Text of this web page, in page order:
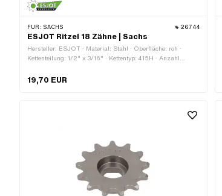
FÜR: SACHS 26744
ESJOT Ritzel 18 Zähne | Sachs
Hersteller: ESJOT · Material: Stahl · Oberfläche: roh ·
Kettenteilung: 1/2" x 3/16" · Kettentyp: 415H · Anzahl
19,70 EUR